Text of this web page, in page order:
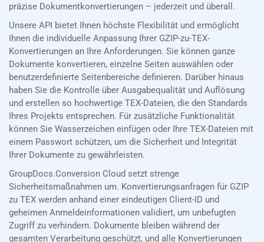
präzise Dokumentkonvertierungen – jederzeit und überall.
Unsere API bietet Ihnen höchste Flexibilität und ermöglicht
Ihnen die individuelle Anpassung Ihrer GZIP-zu-TEX-
Konvertierungen an Ihre Anforderungen. Sie können ganze
Dokumente konvertieren, einzelne Seiten auswählen oder
benutzerdefinierte Seitenbereiche definieren. Darüber hinaus
haben Sie die Kontrolle über Ausgabequalität und Auflösung
und erstellen so hochwertige TEX-Dateien, die den Standards
Ihres Projekts entsprechen. Für zusätzliche Funktionalität
können Sie Wasserzeichen einfügen oder Ihre TEX-Dateien mit
einem Passwort schützen, um die Sicherheit und Integrität
Ihrer Dokumente zu gewährleisten.
GroupDocs.Conversion Cloud setzt strenge
Sicherheitsmaßnahmen um. Konvertierungsanfragen für GZIP
zu TEX werden anhand einer eindeutigen Client-ID und
geheimen Anmeldeinformationen validiert, um unbefugten
Zugriff zu verhindern. Dokumente bleiben während der
gesamten Verarbeitung geschützt, und alle Konvertierungen